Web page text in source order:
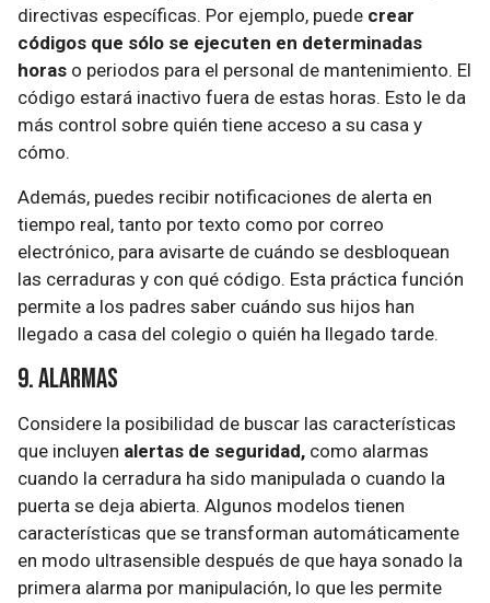
directivas específicas. Por ejemplo, puede crear
códigos que sólo se ejecuten en determinadas
horas o periodos para el personal de mantenimiento. El
código estará inactivo fuera de estas horas. Esto le da
más control sobre quién tiene acceso a su casa y
cómo.
Además, puedes recibir notificaciones de alerta en
tiempo real, tanto por texto como por correo
electrónico, para avisarte de cuándo se desbloquean
las cerraduras y con qué código. Esta práctica función
permite a los padres saber cuándo sus hijos han
llegado a casa del colegio o quién ha llegado tarde.
9. Alarmas
Considere la posibilidad de buscar las características
que incluyen alertas de seguridad, como alarmas
cuando la cerradura ha sido manipulada o cuando la
puerta se deja abierta. Algunos modelos tienen
características que se transforman automáticamente
en modo ultrasensible después de que haya sonado la
primera alarma por manipulación, lo que les permite